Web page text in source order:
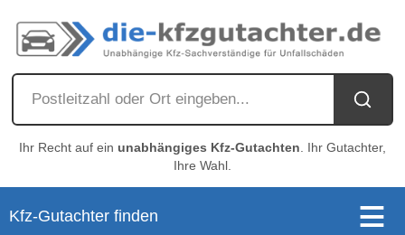
Ihr Recht auf ein unabhängiges Kfz-Gutachten . Ihr Gutachter,
Ihre Wahl.
Kfz-Gutachter finden